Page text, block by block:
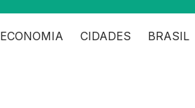
ECONOMIA CIDADES BRASIL